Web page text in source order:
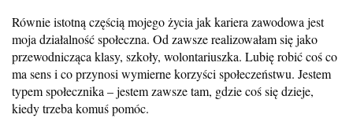
Równie istotną częścią mojego życia jak kariera zawodowa jest
moja działalność społeczna. Od zawsze realizowałam się jako
przewodnicząca klasy, szkoły, wolontariuszka. Lubię robić coś co
ma sens i co przynosi wymierne korzyści społeczeństwu. Jestem
typem społecznika – jestem zawsze tam, gdzie coś się dzieje,
kiedy trzeba komuś pomóc.